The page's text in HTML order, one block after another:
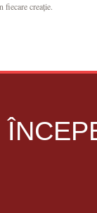
creație.